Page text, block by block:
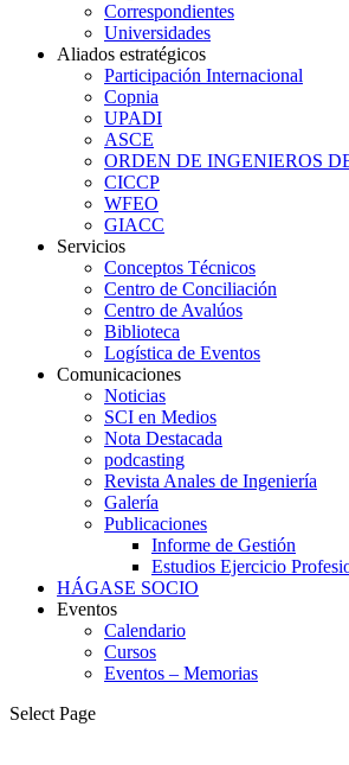
Correspondientes
Universidades
Aliados estratégicos
Participación Internacional
Copnia
UPADI
ASCE
ORDEN DE INGENIEROS
CICCP
WFEO
GIACC
Servicios
Conceptos Técnicos
Centro de Conciliación
Centro de Avalúos
Biblioteca
Logística de Eventos
Comunicaciones
Noticias
SCI en Medios
Nota Destacada
podcasting
Revista Anales de Ingeniería
Galería
Publicaciones
Informe de Gestión
Estudios Ejercicio
HÁGASE SOCIO
Eventos
Calendario
Cursos
Eventos – Memorias
Select Page